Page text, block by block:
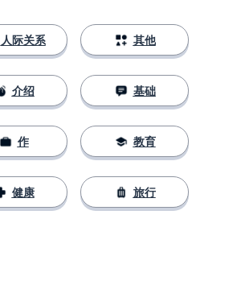
人际关系
介绍
作
健康
其他
基础
教育
旅行